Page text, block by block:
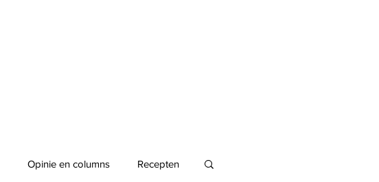
Opinie en columns Recepten